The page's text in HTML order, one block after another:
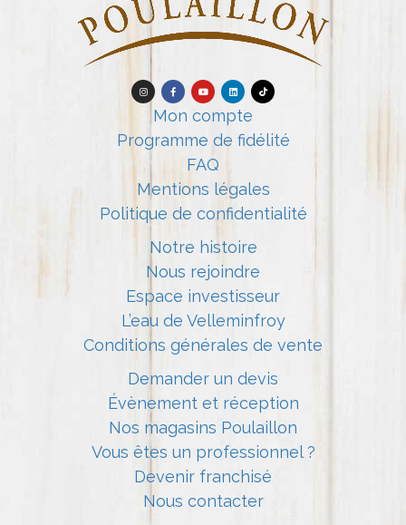
Mon compte
Programme de fidélité
FAQ
Mentions légales
Politique de confidentialité
Notre histoire
Nous rejoindre
Espace investisseur
L’eau de Velleminfroy
Conditions générales de vente
Demander un devis
Évènement et réception
Nos magasins Poulaillon
Vous êtes un professionnel ?
Devenir franchisé
Nous contacter